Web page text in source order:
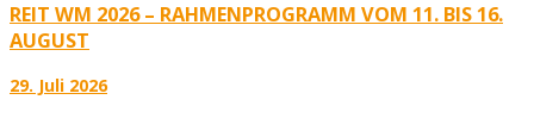
REIT WM 2026 – RAHMENPROGRAMM VOM 11. BIS 16.
AUGUST
29. Juli 2026